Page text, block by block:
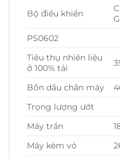
Bộ điều khiển
PS0602
Tiêu thụ nhiên liệu
ở 100% tải
Bồn dầu chân máy
Trọng lượng ướt
Máy trần
Máy kèm vỏ